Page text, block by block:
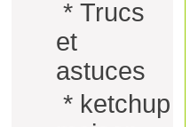
* Trucs
et
astuces
* ketchup